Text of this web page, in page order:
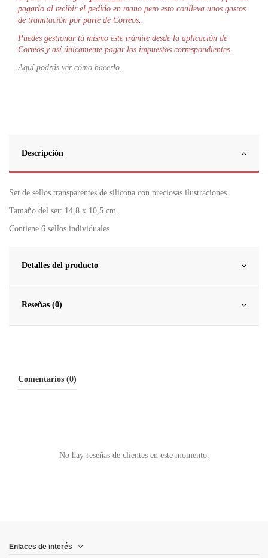
pagarlo al recibir el pedido en mano pero esto conlleva unos gastos
de tramitación por parte de Correos.
Puedes gestionar tú mismo este trámite desde la aplicación de
Correos y así únicamente pagar los impuestos correspondientes.
Aquí podrás ver cómo hacerlo.
Descripción
Set de sellos transparentes de silicona con preciosas ilustraciones.
Tamaño del set: 14,8 x 10,5 cm.
Contiene 6 sellos individuales
Detalles del producto
Reseñas (0)
Comentarios (0)
No hay reseñas de clientes en este momento.
Enlaces de interés